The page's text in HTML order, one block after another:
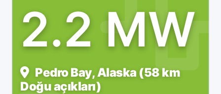
2.2 MW
Pedro Bay, Alaska (58 km
Doğu açıkları)